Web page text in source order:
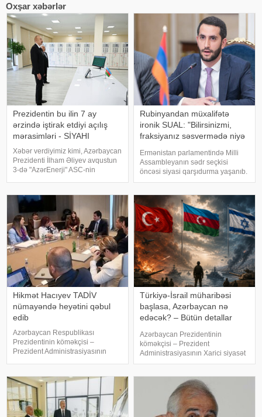
Oxşar xəbərlər
Prezidentin bu ilin 7 ay
ərzində iştirak etdiyi açılış
mərasimləri - SİYAHI
Xəbər verdiyimiz kimi, Azərbaycan
Prezidenti İlham Əliyev avqustun
3-də "AzərEnerji" ASC-nin
açılışında iştirak edib. Dövlət
başçısı cari ilin ötə
Rubinyandan müxalifətə
ironik SUAL: "Bilirsinizmi,
fraksiyanız səsvermədə niyə
Ermənistan parlamentində Milli
Assambleyanın sədr seçkisi
öncəsi siyasi qarşıdurma yaşanıb.
KONKRET.azxəbər verir ki,
sədrinin seçilməsi ilə bağlı
keçiriləcək qapalı səsverməd
Hikmət Hacıyev TADİV
nümayəndə heyətini qəbul
edib
Azərbaycan Respublikası
Prezidentinin köməkçisi –
Prezident Administrasiyasının
Türkiyə–Azərbaycan Dostluq,
Əməkdaşlıq və Həmrəylik
Vəqfinin (TADİV) və
Mədəniyyətləraras
Türkiyə-İsrail müharibəsi
başlasa, Azərbaycan nə
edəcək? – Bütün detallar
Azərbaycan Prezidentinin
köməkçisi – Prezident
Administrasiyasının Xarici siyasət
məsələləri şöbəsinin müdiri
verdiyi açıqlama son illərdə
Türkiyə cəmiyyətinin müəyyən
kəsimlərind